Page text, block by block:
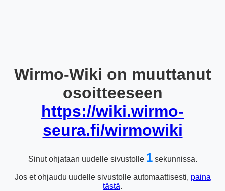
Wirmo-Wiki on muuttanut
osoitteeseen
https://wiki.wirmo-
seura.fi/wirmowiki
Sinut ohjataan uudelle sivustolle 1sekunnissa.
Jos et ohjaudu uudelle sivustolle automaattisesti, paina
tästä.